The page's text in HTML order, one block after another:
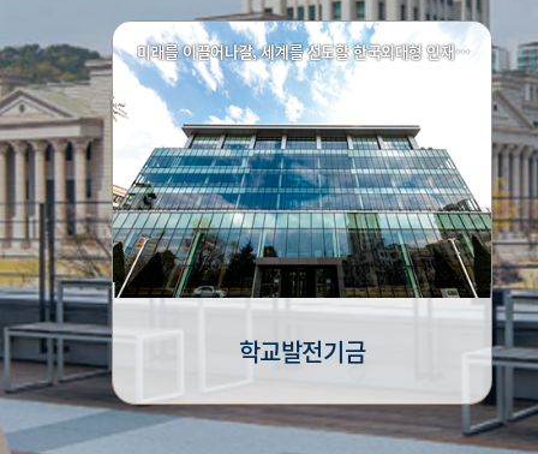
미래를 이끌어나갈, 세계를 선도할 한국외대형 인재양성
학교발전기금